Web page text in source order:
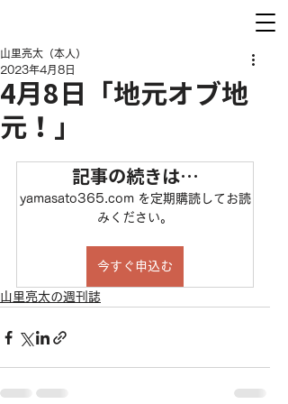
4月8日「地元オブ地
元！」
山里亮太（本人）
2023年4月8日
記事の続きは…
yamasato365.com を定期購読してお読
みください。
今すぐ申込む
山里亮太の週刊誌